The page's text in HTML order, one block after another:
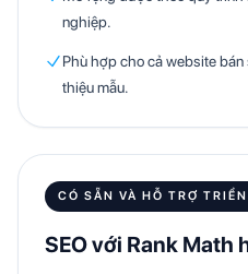
nghiệp.
Phù hợp cho cả website
thiệu mẫu.
CÓ SẴN VÀ HỖ TRỢ
SEO với Rank Math